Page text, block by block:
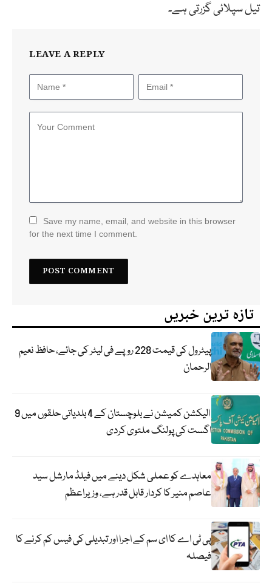
تیل سپلائی گزرتی ہے۔
LEAVE A REPLY
Save my name, email, and website in this browser
for the next time I comment.
تازہ ترین خبریں
پیٹرول کی قیمت 228 روپے فی لیٹر کی جائے، حافظ نعیم
الرحمان
الیکشن کمیشن نے بلوچستان کے 4 بلدیاتی حلقوں میں 9
اگست کی پولنگ ملتوی کردی
معاہدے کو عملی شکل دینے میں فیلڈ مارشل سید
عاصم منیر کا کردار قابل قدر ہے، وزیراعظم
پی ٹی اے کا ای سم کے اجرا اور تبدیلی کی فیس کم کرنے کا
فیصلہ